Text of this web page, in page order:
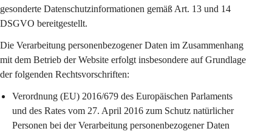
gesonderte Datenschutzinformationen gemäß Art. 13 und 14
DSGVO bereitgestellt.
Die Verarbeitung personenbezogener Daten im Zusammenhang
mit dem Betrieb der Website erfolgt insbesondere auf Grundlage
der folgenden Rechtsvorschriften:
Verordnung (EU) 2016/679 des Europäischen Parlaments
und des Rates vom 27. April 2016 zum Schutz natürlicher
Personen bei der Verarbeitung personenbezogener Daten